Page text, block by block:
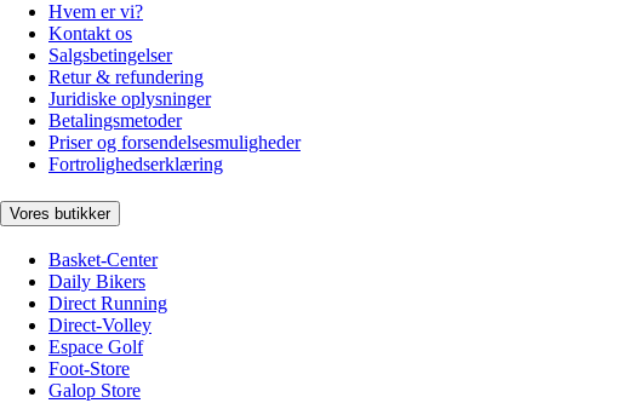
Hvem er vi?
Kontakt os
Salgsbetingelser
Retur & refundering
Juridiske oplysninger
Betalingsmetoder
Priser og forsendelsesmuligheder
Fortrolighedserklæring
Vores butikker
Basket-Center
Daily Bikers
Direct Running
Direct-Volley
Espace Golf
Foot-Store
Galop Store